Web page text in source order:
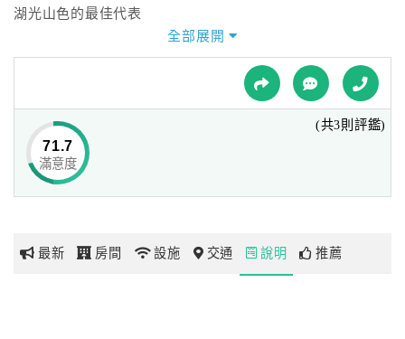
球
網
玩
湖光山色的最佳代表
景色的極致舞台～日月潭
這裡沒有城市裡充滿壓力的高樓林立，只有新鮮空氣和無拘
無束的寬闊好環境；
「日月潭文山民宿」為登記合法之日月潭民宿，編號529，
就是座落在這麼一處好山好水的日月潭風景區內，
除了鄰近九族文化村多處旅遊景點，遊玩路線及行程規劃相
民宿也特別安排了一些超值優惠套裝行程,讓房客能省荷包之
全部展開
71.7
滿意度
(共3則評鑑)
最新 房間 設施 交通 說明 推薦